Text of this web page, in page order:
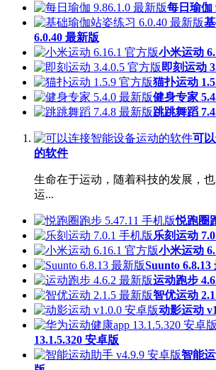
每日瑜伽
6.0.40 最新版
小米运动
即刻运动
猫扑运动
健身专家
跳跳舞蹈
可
的软件
生命在于运动，随着科技的发展，
运...
悦跑圈
乐刻运动
小米运动
Suunto 6.8.13
运动跑步
智优运动
动影运动
13.1.5.320 安卓版
智能